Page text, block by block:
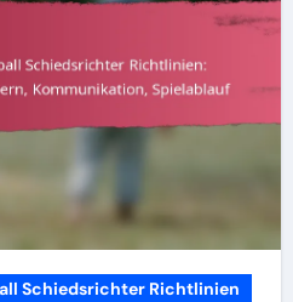
Schiedsrichter Richtlinien